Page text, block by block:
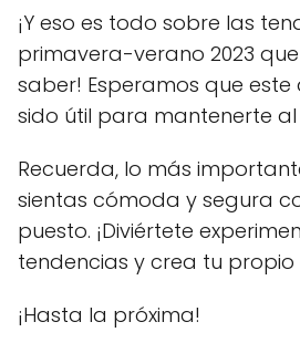
¡Y eso es todo sobre las
primavera-verano 2023
saber! Esperamos que
sido útil para mantenerte
Recuerda, lo más
sientas cómoda y segura
puesto. ¡Diviértete
tendencias y crea tu propio
¡Hasta la próxima!